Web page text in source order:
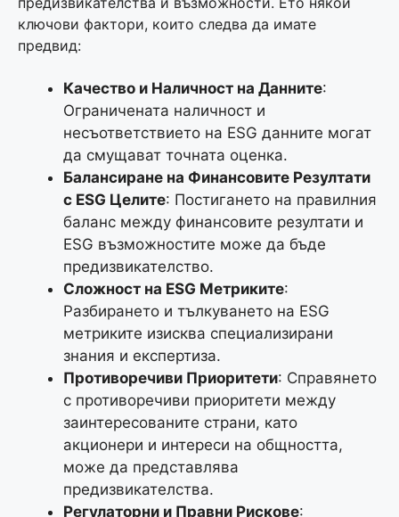
ключови фактори, които следва да имате
предвид:
Качество и Наличност на Данните:
Ограничената наличност и
несъответствието на ESG данните могат
да смущават точната оценка.
Балансиране на Финансовите Резултати
с ESG Целите: Постигането на правилния
баланс между финансовите резултати и
ESG възможностите може да бъде
предизвикателство.
Сложност на ESG Метриките:
Разбирането и тълкуването на ESG
метриките изисква специализирани
знания и експертиза.
Противоречиви Приоритети: Справянето
с противоречиви приоритети между
заинтересованите страни, като
акционери и интереси на общността,
може да представлява
предизвикателства.
Регулаторни и Правни Рискове: